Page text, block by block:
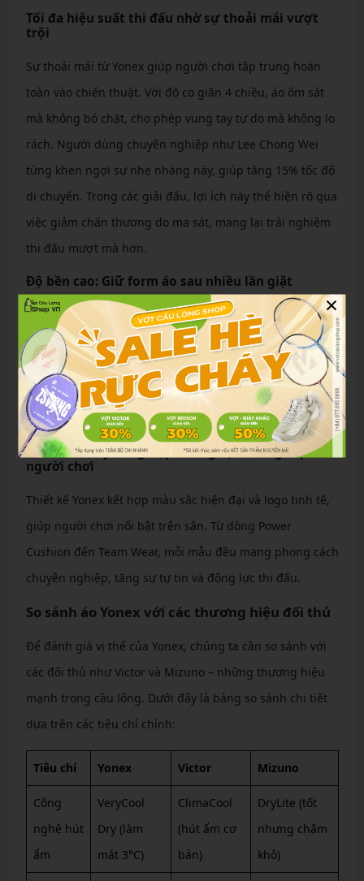
Tối đa hiệu suất thi đấu nhờ sự thoải mái vượt
trội
Sự thoải mái từ Yonex giúp người chơi tập trung hoàn
toàn vào chiến thuật. Với độ co giãn 4 chiều, áo ôm sát
mà không bó chặt, cho phép vung tay tự do mà không lo
rách. Người dùng chuyên nghiệp như Lee Chong Wei
từng khen ngợi sự nhẹ nhàng này, giúp tăng 15% tốc độ
di chuyển. Trong các giải đấu, lợi ích này thể hiện rõ qua
việc giảm chấn thương do ma sát, mang lại trải nghiệm
thi đấu mượt mà hơn.
Độ bền cao: Giữ form áo sau nhiều lần giặt
Áo Yonex chịu được hơn 100 lần giặt mà vẫn giữ form
dáng ban đầu, nhờ sợi polyester cường lực. Không phai
màu hay co rút, sản phẩm tiết kiệm chi phí dài hạn. So
với áo thông thường chỉ bền 30-50 lần, Yonex là lựa chọn
kinh tế cho người chơi thường xuyên.
Thiết kế chuyên nghiệp khẳng định đẳng cấp
người chơi
Thiết kế Yonex kết hợp màu sắc hiện đại và logo tinh tế,
giúp người chơi nổi bật trên sân. Từ dòng Power
Cushion đến Team Wear, mỗi mẫu đều mang phong cách
chuyên nghiệp, tăng sự tự tin và động lực thi đấu.
So sánh áo Yonex với các thương hiệu đối thủ
Để đánh giá vị thế của Yonex, chúng ta cần so sánh với
các đối thủ như Victor và Mizuno – những thương hiệu
mạnh trong cầu lông. Dưới đây là bảng so sánh chi tiết
dựa trên các tiêu chí chính:
Tiêu chí Yonex Victor Mizuno
Công
nghệ hút
ẩm
VeryCool
Dry (làm
mát 3°C)
ClimaCool
(hút ẩm cơ
bản)
DryLite (tốt
nhưng chậm
khô)
×